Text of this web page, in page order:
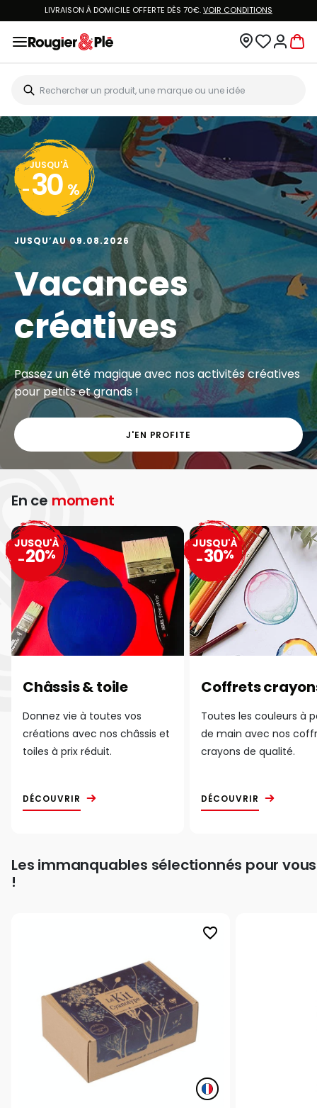
LIVRAISON À DOMICILE OFFERTE DÈS 70€.VOIR CONDITIONS
JUSQU'À
- 30 %
JUSQU’AU 09.08.2026
Vacances
créatives
Passez un été magique avec nos activités créatives
pour petits et grands !
J'EN PROFITE
En ce moment
Châssis & toile
Donnez vie à toutes vos
créations avec nos châssis et
toiles à prix réduit.
DÉCOUVRIR
JUSQU'À
-20%
Coffrets
Toutes les couleurs à
de main avec nos
crayons de qualité.
DÉCOUVRIR
JUSQU'À
-30%
Les immanquables sélectionnés pour vous
!
favorite_border